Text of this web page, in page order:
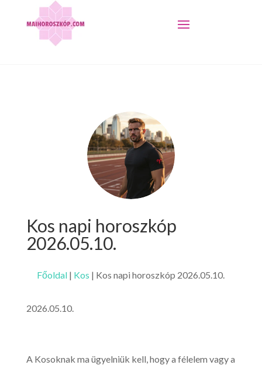
Kos napi horoszkóp
2026.05.10.
Főoldal | Kos | Kos napi horoszkóp 2026.05.10.
2026.05.10.
A Kosoknak ma ügyelniük kell, hogy a félelem vagy a